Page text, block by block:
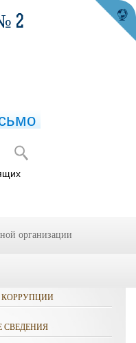
КОРРУПЦИИ
СВЕДЕНИЯ
2
организации